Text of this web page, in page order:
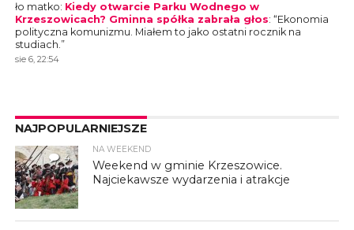
ło matko: Kiedy otwarcie Parku Wodnego w
Krzeszowicach? Gminna spółka zabrała głos: “Ekonomia
polityczna komunizmu. Miałem to jako ostatni rocznik na
studiach.”
sie 6, 22:54
NAJPOPULARNIEJSZE
4
NA WEEKEND
Weekend w gminie Krzeszowice.
Najciekawsze wydarzenia i atrakcje